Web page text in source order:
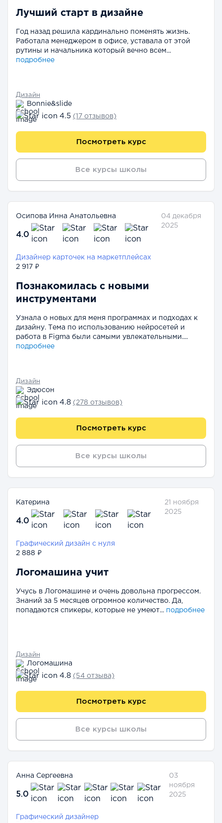
Лучший старт в дизайне
Год назад решила кардинально поменять жизнь.
Работала менеджером в офисе, уставала от этой
рутины и начальника который вечно всем...
подробнее
Дизайн
Bonnie&slide
4.5 (17 отзывов)
Посмотреть курс
Все курсы школы
Осипова Инна Анатольевна
4.0
04 декабря
2025
Дизайнер карточек на маркетплейсах
2 917 ₽
Познакомилась с новыми
инструментами
Узнала о новых для меня программах и подходах к
дизайну. Тема по использованию нейросетей и
работа в Figma были самыми увлекательными....
подробнее
Дизайн
Эдюсон
4.8 (278 отзывов)
Посмотреть курс
Все курсы школы
Катерина
4.0
21 ноября
2025
Графический дизайн с нуля
2 888 ₽
Логомашина учит
Учусь в Логомашине и очень довольна прогрессом.
Знаний за 5 месяцев огромное количество. Да,
попадаются спикеры, которые не умеют... подробнее
Дизайн
Логомашина
4.8 (54 отзыва)
Посмотреть курс
Все курсы школы
Анна Сергеевна
5.0
03
ноября
2025
Графический дизайнер